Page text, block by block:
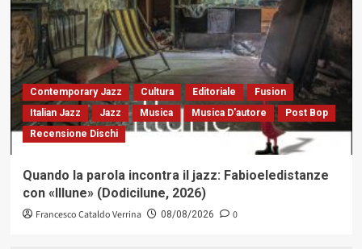
Contemporary Jazz Cultura Editoriale
Fusion
Italian Jazz
Jazz Musica Musica D'autore
Post Bop
Recensione Dischi
Quando la parola incontra il jazz: Fabioeledistanze
con «Illune» (Dodicilune, 2026)
Francesco Cataldo Verrina 08/08/2026 0